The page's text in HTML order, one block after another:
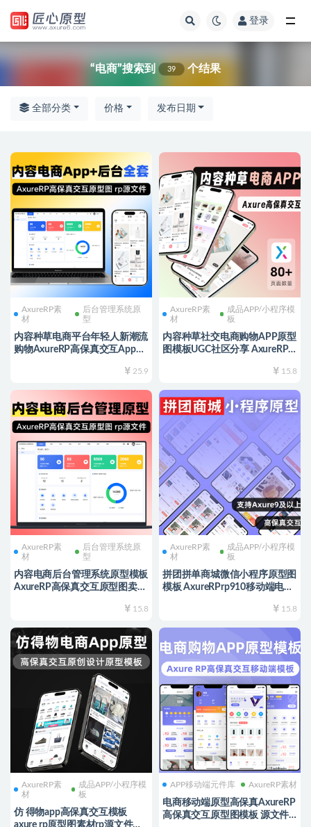
登录
“电商”搜索到 39 个结果
全部分类 价格 发布日期
AxureRP素
材
后台管理系统原
型
内容种草电商平台年轻人新潮流
购物AxureRP高保真交互App用
25.9
AxureRP素
材
成品APP/小程序模
板
内容种草社交电商购物APP原型
图模板UGC社区分享 AxureRP
15.8
AxureRP素
材
后台管理系统原
型
内容电商后台管理系统原型模板
AxureRP高保真交互原型图卖家
15.8
AxureRP素
材
成品APP/小程序模
板
拼团拼单商城微信小程序原型图
模板 AxureRPrp910移动端电商
15.8
AxureRP素
材
成品APP/小程序模
板
仿 得物app高保真交互模板
axure rp原型图素材rp源文件模
APP移动端元件库 AxureRP素材
电商移动端原型高保真AxureRP
高保真交互原型图模板 源文件